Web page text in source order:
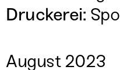
Druckerei:
August 2023